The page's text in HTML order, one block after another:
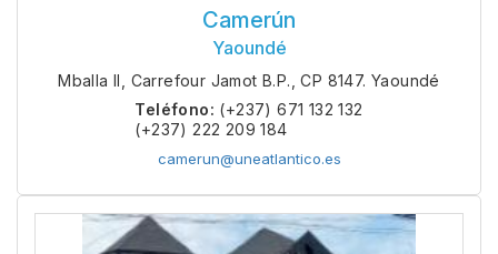
Camerún
Yaoundé
Mballa II, Carrefour Jamot B.P., CP 8147. Yaoundé
Teléfono: (+237) 671 132 132
(+237) 222 209 184
camerun@uneatlantico.es